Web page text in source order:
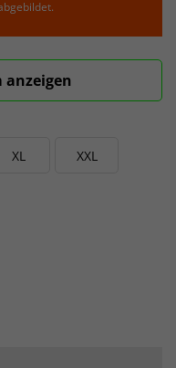
anzeigen
XL XXL